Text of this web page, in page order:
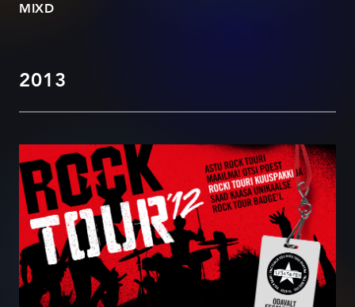
MIXD
2013
Rock Tour badge